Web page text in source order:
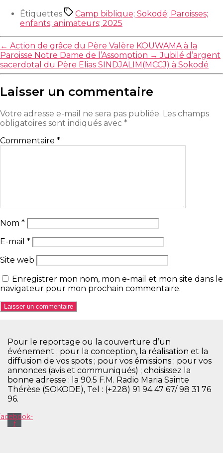
Étiquettes
Camp biblique; Sokodé; Paroisses;
enfants; animateurs; 2025
← Action de grâce du Père Valère KOUWAMA à la
Paroisse Notre Dame de l’Assomption → Jubilé d’argent
sacerdotal du Père Elias SINDJALIM(MCCJ) à Sokodé
Laisser un commentaire
Votre adresse e-mail ne sera pas publiée. Les champs
obligatoires sont indiqués avec *
Commentaire *
Nom *
E-mail *
Site web
Enregistrer mon nom, mon e-mail et mon site dans le
navigateur pour mon prochain commentaire.
Pour le reportage ou la couverture d’un
événement ; pour la conception, la réalisation et la
diffusion de vos spots ; pour vos émissions ; pour vos
annonces (avis et communiqués) ; choisissez la
bonne adresse : la 90.5 F.M. Radio Maria Sainte
Thérèse (SOKODE), Tel : (+228) 91 94 47 67/ 98 31 76
96.
f